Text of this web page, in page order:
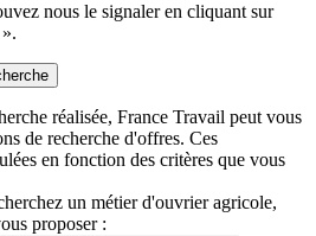
nous le signaler en cliquant sur
réalisée, France Travail peut vous
de recherche d'offres. Ces
en fonction des critères que vous
un métier d'ouvrier agricole,
proposer :